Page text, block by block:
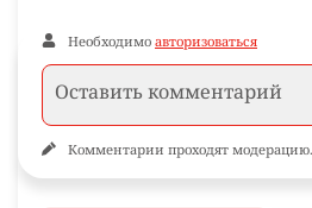
Необходимо авторизоваться
Комментарии проходят модерацию.